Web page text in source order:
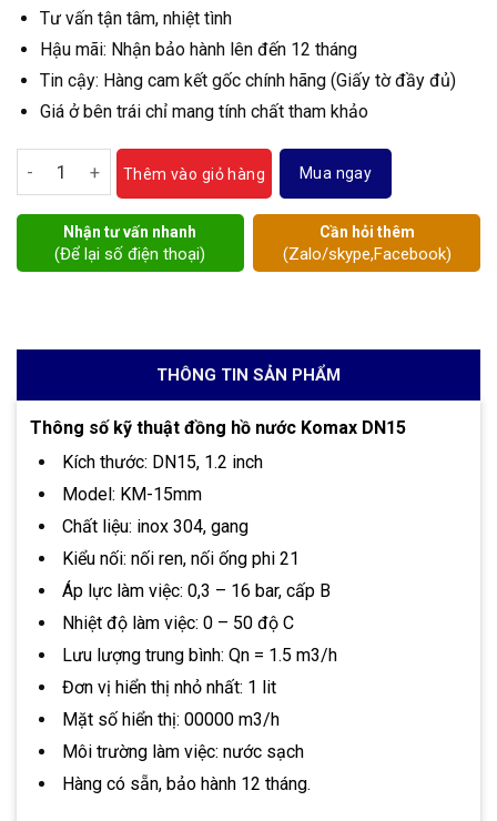
Tư vấn tận tâm, nhiệt tình
Hậu mãi: Nhận bảo hành lên đến 12 tháng
Tin cậy: Hàng cam kết gốc chính hãng (Giấy tờ đầy đủ)
Giá ở bên trái chỉ mang tính chất tham khảo
Đồng hồ nước Komax DN15 số lượng
Thêm vào giỏ hàng Mua ngay
Nhận tư vấn nhanh
(Để lại số điện thoại)
Cần hỏi thêm
(Zalo/skype,Facebook)
THÔNG TIN SẢN PHẨM
Thông số kỹ thuật đồng hồ nước Komax DN15
Kích thước: DN15, 1.2 inch
Model: KM-15mm
Chất liệu: inox 304, gang
Kiểu nối: nối ren, nối ống phi 21
Áp lực làm việc: 0,3 – 16 bar, cấp B
Nhiệt độ làm việc: 0 – 50 độ C
Lưu lượng trung bình: Qn = 1.5 m3/h
Đơn vị hiển thị nhỏ nhất: 1 lit
Mặt số hiển thị: 00000 m3/h
Môi trường làm việc: nước sạch
Hàng có sẵn, bảo hành 12 tháng.